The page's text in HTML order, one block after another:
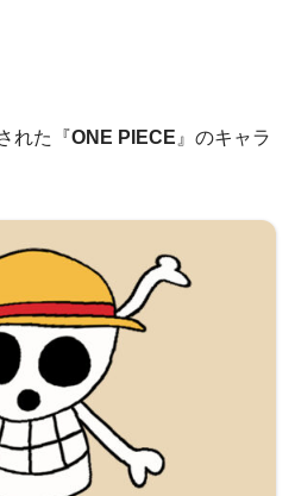
れた『ONE PIECE 』のキャラ